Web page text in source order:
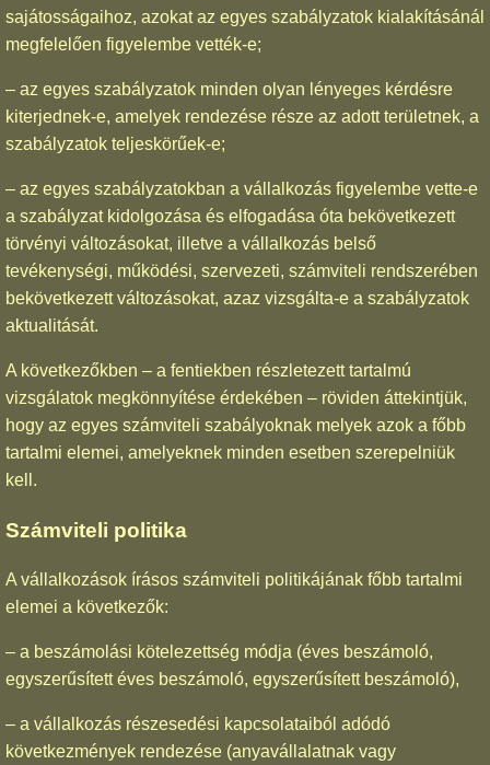
sajátosságaihoz, azokat az egyes szabályzatok kialakításánál
megfelelően figyelembe vették-e;
– az egyes szabályzatok minden olyan lényeges kérdésre
kiterjednek-e, amelyek rendezése része az adott területnek, a
szabályzatok teljeskörűek-e;
– az egyes szabályzatokban a vállalkozás figyelembe vette-e
a szabályzat kidolgozása és elfogadása óta bekövetkezett
törvényi változásokat, illetve a vállalkozás belső
tevékenységi, működési, szervezeti, számviteli rendszerében
bekövetkezett változásokat, azaz vizsgálta-e a szabályzatok
aktualitását.
A következőkben – a fentiekben részletezett tartalmú
vizsgálatok megkönnyítése érdekében – röviden áttekintjük,
hogy az egyes számviteli szabályoknak melyek azok a főbb
tartalmi elemei, amelyeknek minden esetben szerepelniük
kell.
Számviteli politika
A vállalkozások írásos számviteli politikájának főbb tartalmi
elemei a következők:
– a beszámolási kötelezettség módja (éves beszámoló,
egyszerűsített éves beszámoló, egyszerűsített beszámoló),
– a vállalkozás részesedési kapcsolataiból adódó
következmények rendezése (anyavállalatnak vagy